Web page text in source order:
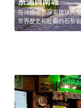
在奧武島體驗新鮮海產
的天婦羅...